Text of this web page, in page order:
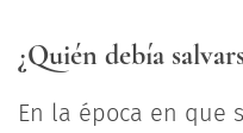
¿Quién debía
En la época en que